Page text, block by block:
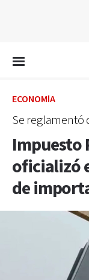
ECONOMÍA
Se reglamentó
Impuesto
oficializó
de